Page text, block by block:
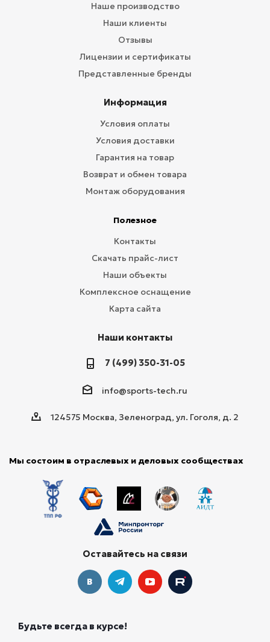
Наше производство
Наши клиенты
Отзывы
Лицензии и сертификаты
Представленные бренды
Информация
Условия оплаты
Условия доставки
Гарантия на товар
Возврат и обмен товара
Монтаж оборудования
Полезное
Контакты
Скачать прайс-лист
Наши объекты
Комплексное оснащение
Карта сайта
Наши контакты
7 (499) 350-31-05
info@sports-tech.ru
124575 Москва, Зеленоград, ул. Гоголя, д. 2
Мы состоим в отраслевых и деловых сообществах
Оставайтесь на связи
Будьте всегда в курсе!